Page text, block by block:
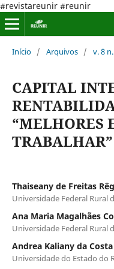
#revistareunir #reunir
Início / Arquivos / v. 8
CAPITAL
“MELHORES
TRABALHAR”
Thaiseany de Freitas
Universidade Federal Rural
Ana Maria Magalhães
Universidade Federal Rural
Andrea Kaliany da
Universidade do Estado do